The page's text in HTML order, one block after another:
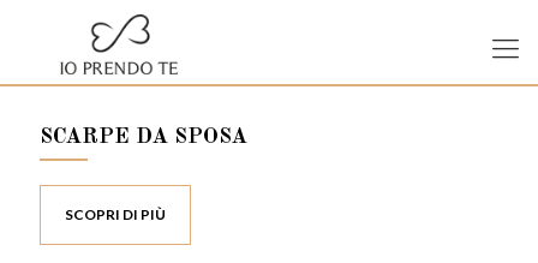
SCARPE DA SPOSA
SCOPRI DI PIÙ